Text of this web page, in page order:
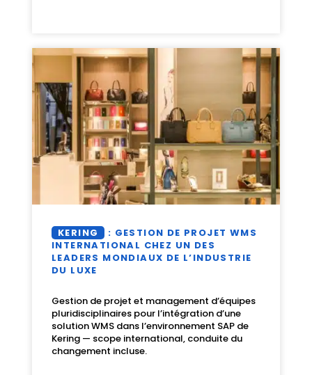
KERING
: GESTION DE PROJET WMS
INTERNATIONAL CHEZ UN DES
LEADERS MONDIAUX DE L’INDUSTRIE
DU LUXE
Gestion de projet et management d’équipes
pluridisciplinaires pour l’intégration d’une
solution WMS dans l’environnement SAP de
Kering — scope international, conduite du
changement incluse.